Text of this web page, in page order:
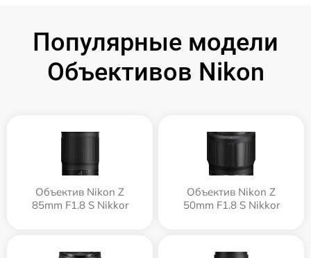
Популярные модели
Объективов Nikon
Объектив Nikon Z
85mm F1.8 S Nikkor
Объектив Nikon Z
50mm F1.8 S Nikkor